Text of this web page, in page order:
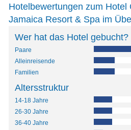
Hotelbewertungen zum Hotel
Jamaica Resort & Spa im
Wer hat das Hotel gebucht?
Paare
Alleinreisende
Familien
Altersstruktur
14-18 Jahre
26-30 Jahre
36-40 Jahre